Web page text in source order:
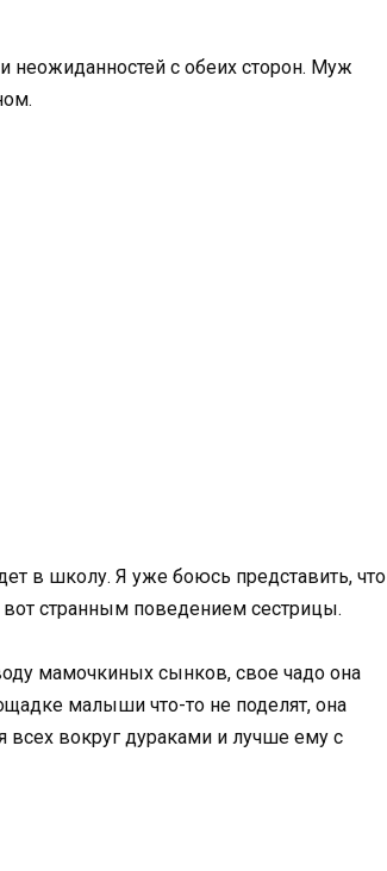
неожиданностей с обеих сторон. Муж
в школу. Я уже боюсь представить, что
странным поведением сестрицы.
мамочкиных сынков, свое чадо она
малыши что-то не поделят, она
всех вокруг дураками и лучше ему с